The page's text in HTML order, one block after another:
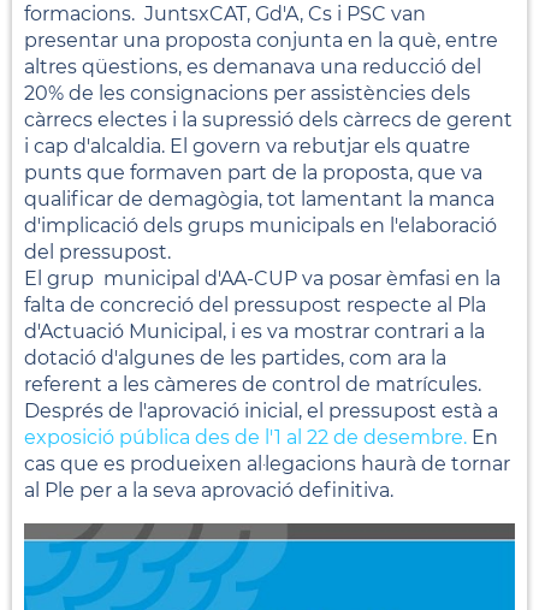
formacions. JuntsxCAT, Gd'A, Cs i PSC van
presentar una proposta conjunta en la què, entre
altres qüestions, es demanava una reducció del
20% de les consignacions per assistències dels
càrrecs electes i la supressió dels càrrecs de gerent
i cap d'alcaldia. El govern va rebutjar els quatre
punts que formaven part de la proposta, que va
qualificar de demagògia, tot lamentant la manca
d'implicació dels grups municipals en l'elaboració
del pressupost.
El grup municipal d'AA-CUP va posar èmfasi en la
falta de concreció del pressupost respecte al Pla
d'Actuació Municipal, i es va mostrar contrari a la
dotació d'algunes de les partides, com ara la
referent a les càmeres de control de matrícules.
Després de l'aprovació inicial, el pressupost està a
exposició pública des de l'1 al 22 de desembre. En
cas que es produeixen al·legacions haurà de tornar
al Ple per a la seva aprovació definitiva.